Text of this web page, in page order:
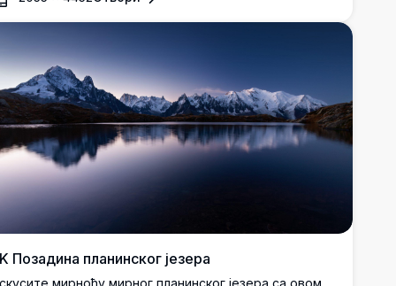
спокојну долину са трепћућим светлима села
Савршено за љубитеље природе и
уметности који траже задивљујуће,
дигитално уметничко дело за
или отиске.
Позадина планинског језера